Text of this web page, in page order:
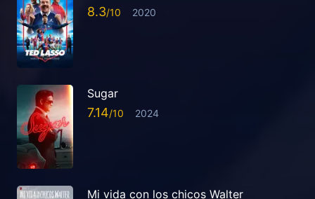
8.3 2020
Sugar
7.14 2024
Mi vida con los chicos Walter